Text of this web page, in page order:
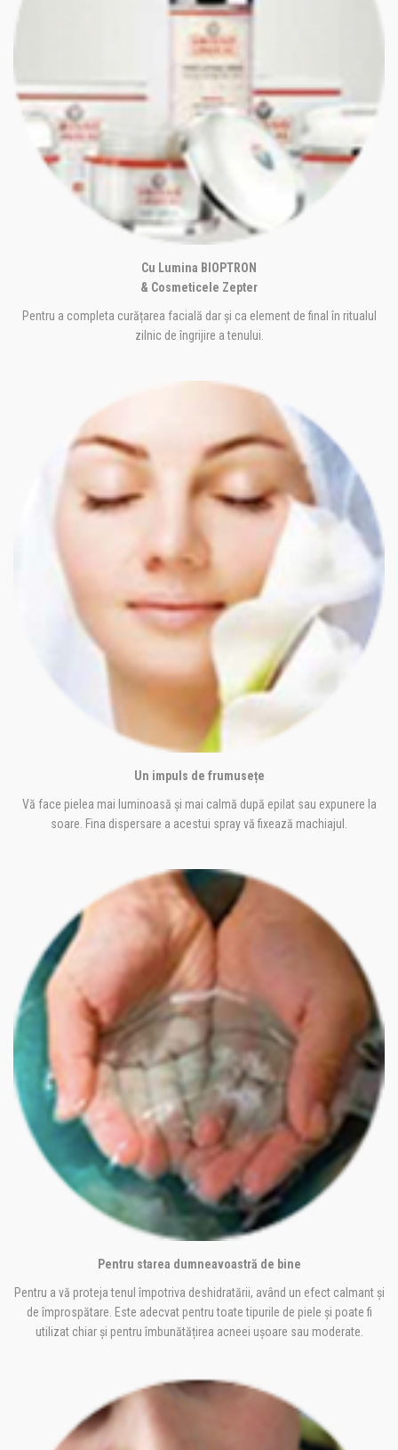
Cu Lumina BIOPTRON
& Cosmeticele Zepter
Pentru a completa curățarea facială dar și ca element de final în ritualul
zilnic de îngrijire a tenului.
Un impuls de frumusețe
Vă face pielea mai luminoasă și mai calmă după epilat sau expunere la
soare. Fina dispersare a acestui spray vă fixează machiajul.
Pentru starea dumneavoastră de bine
Pentru a vă proteja tenul împotriva deshidratării, având un efect calmant și
de împrospătare. Este adecvat pentru toate tipurile de piele și poate fi
utilizat chiar și pentru îmbunătățirea acneei ușoare sau moderate.